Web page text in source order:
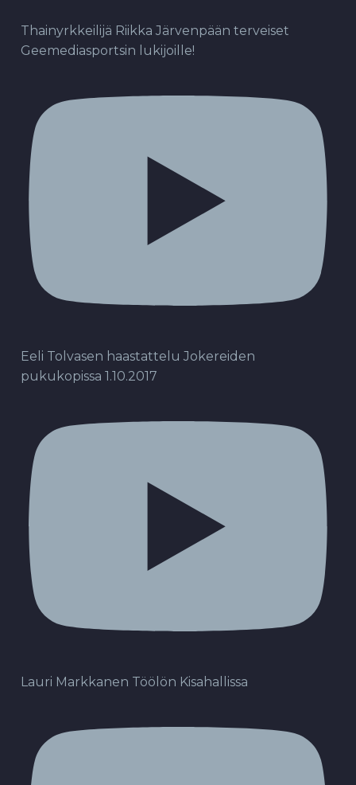
Thainyrkkeilijä Riikka Järvenpään terveiset
Geemediasportsin lukijoille!
Eeli Tolvasen haastattelu Jokereiden
pukukopissa 1.10.2017
Lauri Markkanen Töölön Kisahallissa